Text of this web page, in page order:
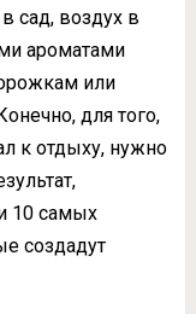
сад, воздух в
ароматами
или
для того,
к отдыху, нужно
10 самых
создадут